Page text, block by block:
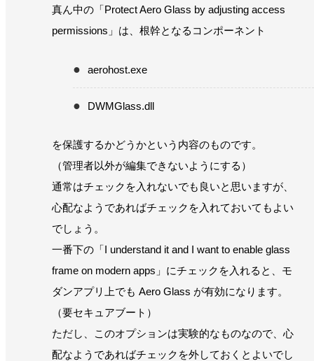
真ん中の「Protect Aero Glass by adjusting access
permissions」は、根幹となるコンポーネント
aerohost.exe
DWMGlass.dll
を保護するかどうかという内容のものです。
（管理者以外が編集できないようにする）
通常はチェックを入れないでも良いと思いますが、
心配なようであればチェックを入れておいてもよい
でしょう。
一番下の「I understand it and I want to enable glass
frame on modern apps」にチェックを入れると、モ
ダンアプリ上でも Aero Glass が有効になります。
（要セキュアブート）
ただし、このオプションは実験的なものなので、心
配なようであればチェックを外しておくとよいでし